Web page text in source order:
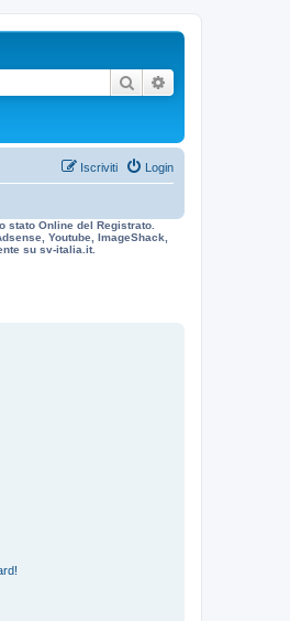
Cerca
Login
Iscriviti
Online del Registrato.
Youtube, ImageShack,
su sv-italia.it.